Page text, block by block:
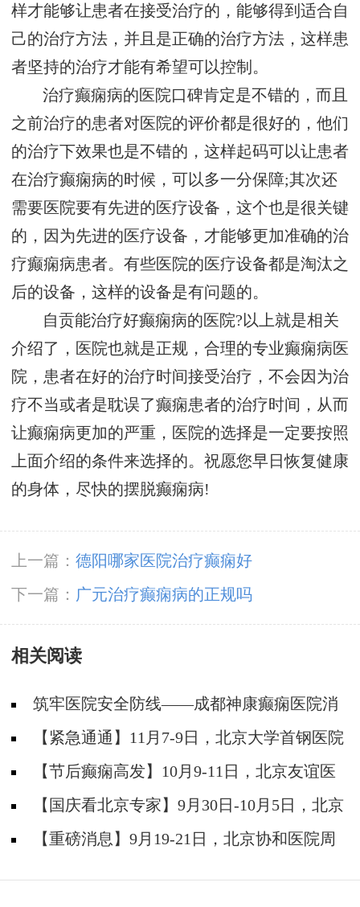
样才能够让患者在接受治疗的，能够得到适合自
己的治疗方法，并且是正确的治疗方法，这样患
者坚持的治疗才能有希望可以控制。
治疗癫痫病的医院口碑肯定是不错的，而且
之前治疗的患者对医院的评价都是很好的，他们
的治疗下效果也是不错的，这样起码可以让患者
在治疗癫痫病的时候，可以多一分保障;其次还
需要医院要有先进的医疗设备，这个也是很关键
的，因为先进的医疗设备，才能够更加准确的治
疗癫痫病患者。有些医院的医疗设备都是淘汰之
后的设备，这样的设备是有问题的。
自贡能治疗好癫痫病的医院?以上就是相关
介绍了，医院也就是正规，合理的专业癫痫病医
院，患者在好的治疗时间接受治疗，不会因为治
疗不当或者是耽误了癫痫患者的治疗时间，从而
让癫痫病更加的严重，医院的选择是一定要按照
上面介绍的条件来选择的。祝愿您早日恢复健康
的身体，尽快的摆脱癫痫病!
上一篇： 德阳哪家医院治疗癫痫好
下一篇： 广元治疗癫痫病的正规吗
相关阅读
筑牢医院安全防线——成都神康癫痫医院消
防安全培训纪实
【紧急通通】11月7-9日，北京大学首钢医院
神经内科胡颖教授亲临成都会诊，破解癫痫疑难
【节后癫痫高发】10月9-11日，北京友谊医
院陈葵博士免费会诊+治疗援助，破解癫痫难
题！
【国庆看北京专家】9月30日-10月5日，北京
天坛&首钢医院两大专家蓉城亲诊+癫痫大额救
【重磅消息】9月19-21日，北京协和医院周